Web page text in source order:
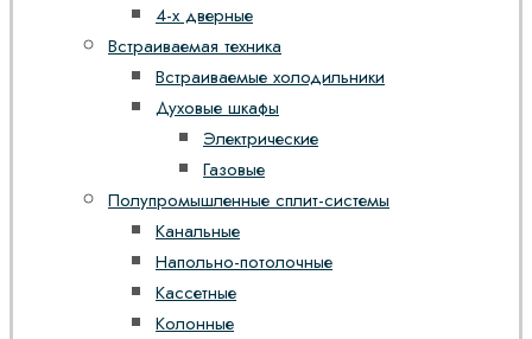
4-х дверные
Встраиваемая техника
Встраиваемые холодильники
Духовые шкафы
Электрические
Газовые
Полупромышленные сплит-системы
Канальные
Напольно-потолочные
Кассетные
Колонные